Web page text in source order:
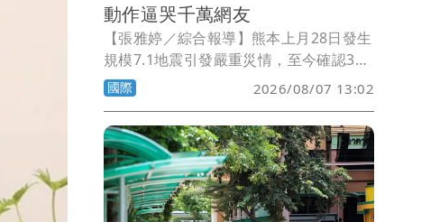
動作逼哭千萬網友
【張雅婷／綜合報導】熊本上月28日發生
規模7.1地震引發嚴重災情，至今確認38
人喪命，網路瘋傳影片，某醫院手術時突
遇地震搖晃，醫護人員連站都站不穩，卻
奮不顧身用身體保護病人，感動5000萬網
友。
國際 2026/08/07 13:02